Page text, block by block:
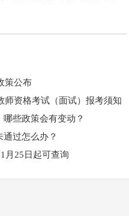
策公布
师资格考试（面试）报考须知
些政策会有变动？
过怎么办？
月25日起可查询